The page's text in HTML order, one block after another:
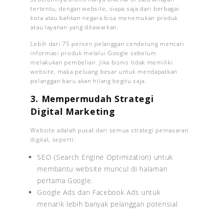
tertentu, dengan website, siapa saja dari berbagai
kota atau bahkan negara bisa menemukan produk
atau layanan yang ditawarkan.
Lebih dari 75 persen pelanggan cenderung mencari
informasi produk melalui Google sebelum
melakukan pembelian. Jika bisnis tidak memiliki
website, maka peluang besar untuk mendapatkan
pelanggan baru akan hilang begitu saja.
3. Mempermudah Strategi
Digital Marketing
Website adalah pusat dari semua strategi pemasaran
digital, seperti:
SEO (Search Engine Optimization) untuk
membantu website muncul di halaman
pertama Google.
Google Ads dan Facebook Ads untuk
menarik lebih banyak pelanggan potensial